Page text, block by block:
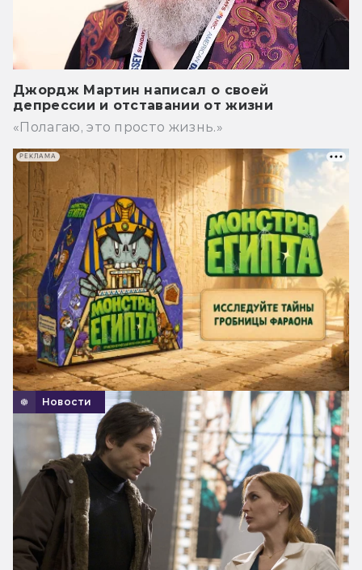
Джордж Мартин написал о своей
депрессии и отставании от жизни
«Полагаю, это просто жизнь.»
Новости
РЕКЛАМА